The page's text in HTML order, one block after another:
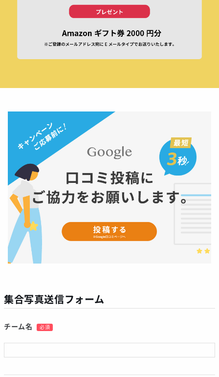
集合写真送信フォーム
チーム名 必須